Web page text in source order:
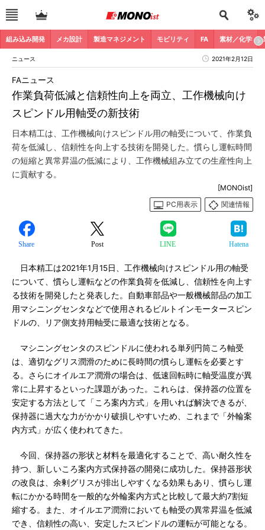
組み込み開発 メカ設計 製造マネジメント モビリティ FA 素材／化学
ニュース 2021年2月12日
作業負荷低減と信頼性向上を両立、工作機械向け
スピンドル用軸受の新技術
FAニュース
日本精工は、工作機械向けスピンドル用の軸受について、作業負
荷を低減し、信頼性を向上する技術を開発した。慣らし運転時間
の短縮と異常昇温の低減により、工作機械組み立ての生産性向上
に貢献する。
[MONOist]
PC用表示
関連情報
Share Post LINE Hatena
日本精工は2021年1月15日、工作機械向けスピンドル用の軸受
について、慣らし運転などの作業負荷を低減し、信頼性を向上す
る技術を開発したと発表した。自動車部品や一般機械部品の加工
用マシニングセンタなどで使用されるビルトインモータースピン
ドルの、リア側支持用軸受に最適な技術となる。
マシニングセンタのスピンドルに使われる単列円筒ころ軸受
は、適切なグリス潤滑のために長時間の慣らし運転を必要とす
る。さらにオイルエア潤滑の場合は、低速回転時に軸受温度が異
常に上昇するといった課題があった。これらは、保持器の位置を
安定する方法として「ころ案内方式」を用いれば解決できるが、
保持器に過大な力がかかり破損しやすいため、これまで「外輪案
内方式」が広く使われてきた。
今回、保持器の形状と材料を最適化することで、高い耐久性を
持つ、新しいころ案内方式保持器の開発に成功した。保持器形状
の改良は、余剰グリスが排出しやすくなる効果もあり、慣らし運
転にかかる時間を一般的な外輪案内方式と比較して最大約7割短
縮する。また、オイルエア潤滑においても軸受の異常昇温を低減
でき、信頼性の高い、安定したスピンドルの運転が可能となる。